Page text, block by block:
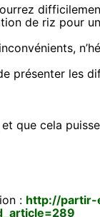
de riz pour
présenter les
que cela
: http://partir-